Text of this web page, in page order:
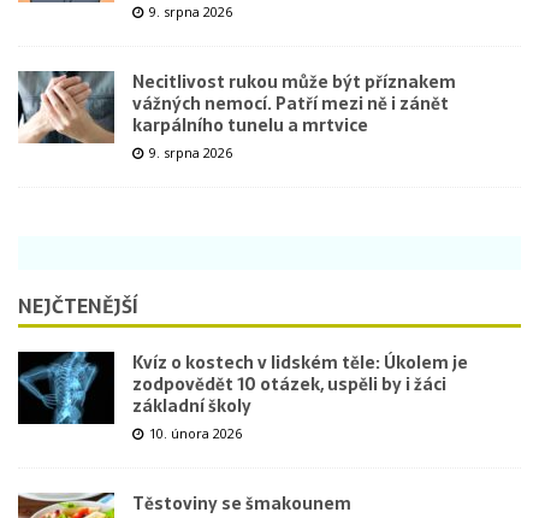
9. srpna 2026
Necitlivost rukou může být příznakem
vážných nemocí. Patří mezi ně i zánět
karpálního tunelu a mrtvice
9. srpna 2026
NEJČTENĚJŠÍ
Kvíz o kostech v lidském těle: Úkolem je
zodpovědět 10 otázek, uspěli by i žáci
základní školy
10. února 2026
Těstoviny se šmakounem